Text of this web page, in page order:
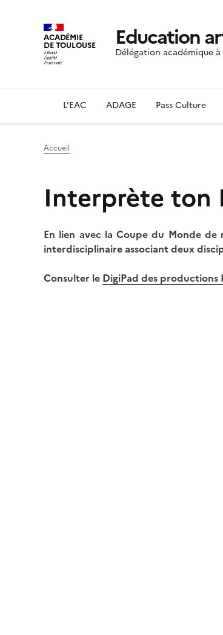
ACADÉMIE
DE TOULOUSE Education
Délégation académique
L'EAC ADAGE Pass Culture
Accueil
Interprète ton
En lien avec la Coupe du Monde de
interdisciplinaire associant deux
Consulter le DigiPad des productions